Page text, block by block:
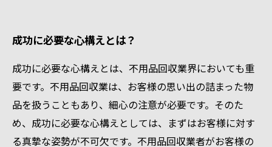
成功に必要な心構えとは？
成功に必要な心構えとは、不用品回収業界においても重
要です。不用品回収業は、お客様の思い出の詰まった物
品を扱うこともあり、細心の注意が必要です。そのた
め、成功に必要な心構えとしては、まずはお客様に対す
る真摯な姿勢が不可欠です。不用品回収業者がお客様の